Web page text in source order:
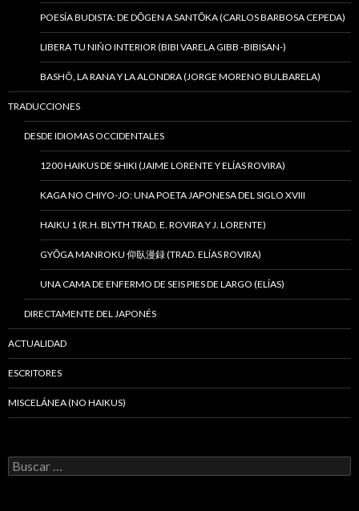
POESÍA BUDISTA: DE DŌGEN A SANTŌKA (CARLOS BARBOSA CEPEDA)
LIBERA TU NIÑO INTERIOR (BIBI VARELA GIBB -BIBISAN-)
BASHÔ, LA RANA Y LA ALONDRA (JORGE MORENO BULBARELA)
TRADUCCIONES
DESDE IDIOMAS OCCIDENTALES
1200 HAIKUS DE SHIKI (JAIME LORENTE Y ELÍAS ROVIRA)
KAGA NO CHIYO-JO: UNA POETA JAPONESA DEL SIGLO XVIII
HAIKU 1 (R.H. BLYTH TRAD. E. ROVIRA Y J. LORENTE)
GYŌGA MANROKU 仰臥漫録 (TRAD. ELÍAS ROVIRA)
UNA CAMA DE ENFERMO DE SEIS PIES DE LARGO (ELÍAS)
DIRECTAMENTE DEL JAPONÉS
ACTUALIDAD
ESCRITORES
MISCELÁNEA (NO HAIKUS)
B
u